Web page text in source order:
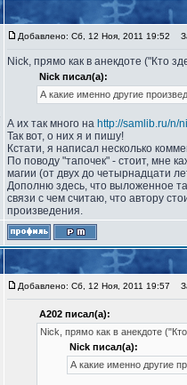
Добавлено: Сб, 12 Ноя, 2011 19:52
Nick, прямо как в анекдоте ("Кто
Nick писал(а):
А какие именно другие
А их так много на http://samlib.ru/n/
Так вот, о них я и пишу!
Кстати, я написал несколько
По поводу "тапочек" - стоит, мне
магии (от двух до четырнадцати
Дополню здесь, что выложенное
связи с чем считаю, что автору
произведения.
Добавлено: Сб, 12 Ноя, 2011 19:57
А202 писал(а):
Nick, прямо как в анекдоте
Nick писал(а):
А какие именно другие